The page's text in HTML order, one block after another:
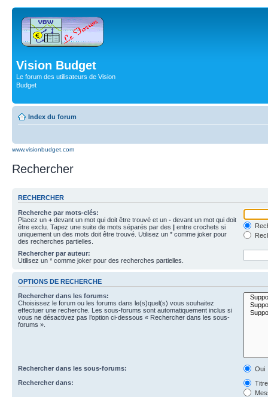
Vision Budget
Le forum des utilisateurs de Vision
Budget
Index du forum
www.visionbudget.com
Rechercher
RECHERCHER
Recherche par mots-clés:
Placez un + devant un mot qui doit être trouvé et un - devant un mot qui doit
être exclu. Tapez une suite de mots séparés par des | entre crochets si
uniquement un des mots doit être trouvé. Utilisez un * comme joker pour
des recherches partielles.
Rechercher par auteur:
Utilisez un * comme joker pour des recherches partielles.
OPTIONS DE RECHERCHE
Rechercher dans les forums:
Choisissez le forum ou les forums dans le(s)quel(s) vous souhaitez
effectuer une recherche. Les sous-forums sont automatiquement inclus si
vous ne désactivez pas l’option ci-dessous « Rechercher dans les sous-
forums ».
Rechercher dans les sous-forums:
Oui
Rechercher dans: